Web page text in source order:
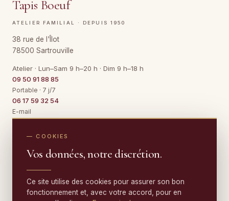
Tapis Boeuf
ATELIER FAMILIAL · DEPUIS 1950
38 rue de l'Îlot
78500 Sartrouville
Atelier · Lun–Sam 9 h–20 h · Dim 9 h–18 h
09 50 91 88 85
Portable · 7 j/7
06 17 59 32 54
E-mail
NETTOYAGE
Nettoyage de tapis
Tapis en soie
RESTAURATION
Restauration de tapis
— COOKIES
Vos données, notre discrétion.
Ce site utilise des cookies pour assurer son bon
fonctionnement et, avec votre accord, pour en